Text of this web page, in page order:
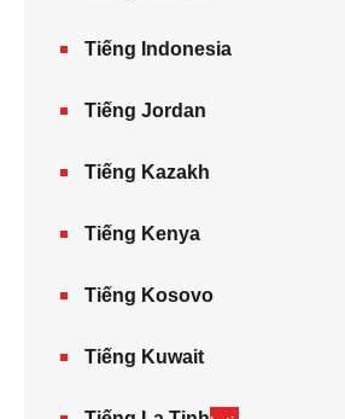
Tiếng Indonesia
Tiếng Jordan
Tiếng Kazakh‎
Tiếng Kenya
Tiếng Kosovo
Tiếng Kuwait